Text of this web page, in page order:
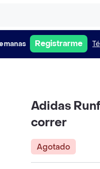
Registrarme
Adidas
correr
Agotado